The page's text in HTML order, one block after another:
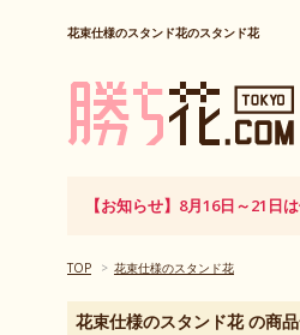
花束仕様のスタンド花のスタンド花
【お知らせ】8月16日～21日
TOP > 花束仕様のスタンド花
花束仕様のスタンド花 の商